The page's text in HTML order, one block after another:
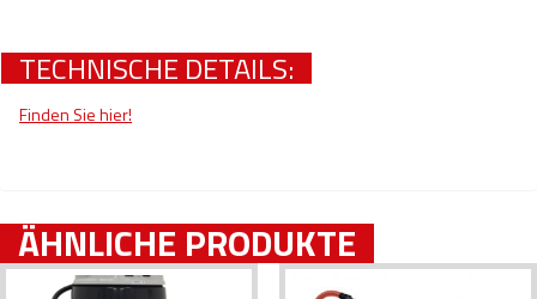
TECHNISCHE DETAILS:
Finden Sie hier!
ÄHNLICHE PRODUKTE